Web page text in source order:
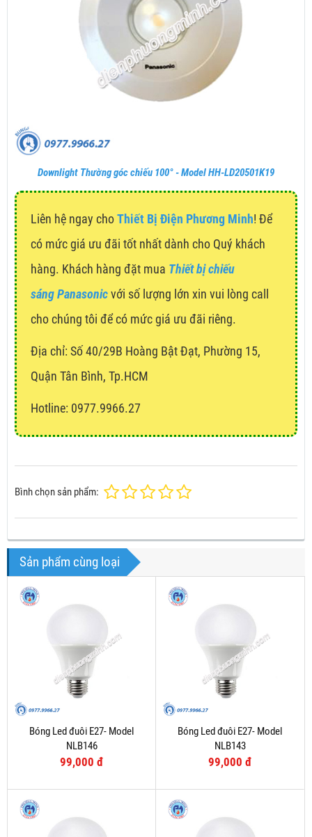
Downlight Thường góc chiếu 100° - Model HH-LD20501K19
Liên hệ ngay choThiết Bị Điện Phương Minh! Để
có mức giá ưu đãi tốt nhất dành cho Quý khách
hàng. Khách hàng đặt mua Thiết bị chiếu
sáng Panasonicvới số lượng lớn xin vui lòng call
cho chúng tôi để có mức giá ưu đãi riêng.
Địa chỉ: Số 40/29B Hoàng Bật Đạt, Phường 15,
Quận Tân Bình, Tp.HCM
Hotline: 0977.9966.27
Bình chọn sản phẩm:
Sản phẩm cùng loại
Bóng Led đuôi E27- Model
NLB146
99,000 đ
Bóng Led đuôi E27- Model
NLB143
99,000 đ